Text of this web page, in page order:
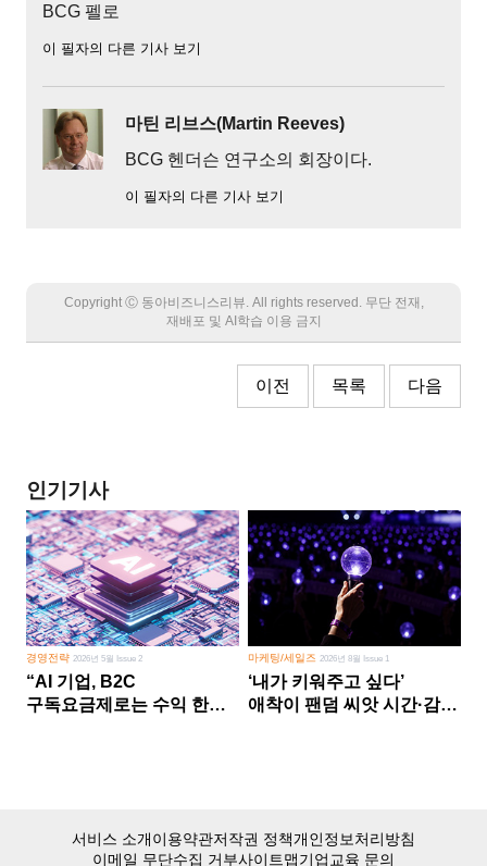
BCG 펠로
이 필자의 다른 기사 보기
마틴 리브스(Martin Reeves)
BCG 헨더슨 연구소의 회장이다.
이 필자의 다른 기사 보기
Copyright Ⓒ 동아비즈니스리뷰. All rights reserved. 무단 전재,
재배포 및 AI학습 이용 금지
이전 목록 다음
인기기사
경영전략2026년 5월 Issue 2
“AI 기업, B2C
구독요금제로는 수익 한계
마케팅/세일즈 2026년 8월 Issue 1
‘내가 키워주고 싶다’
애착이 팬덤 씨앗 시간·감정
서비스 소개이용약관저작권 정책개인정보처리방침
이메일 무단수집 거부사이트맵기업교육 문의